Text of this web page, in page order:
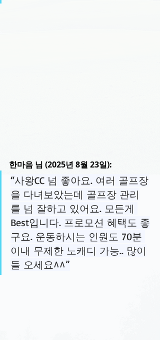
한마음 님 (2025년 8월 23일):
“사왕CC 넘 좋아요. 여러 골프장
을 다녀보았는데 골프장 관리
를 넘 잘하고 있어요. 모든게
Best입니다. 프로모션 혜택도 좋
구요. 운동하시는 인원도 70분
이내 무제한 노캐디 가능.. 많이
들 오세요^^”